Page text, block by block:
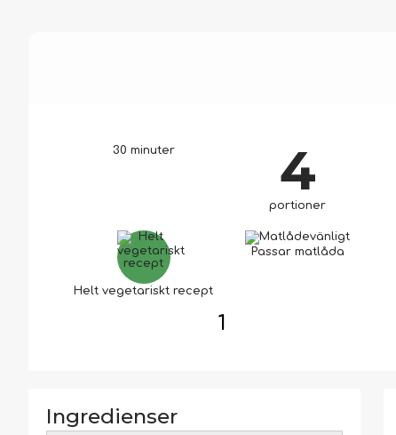
30 minuter 4
portioner
Helt vegetariskt recept
Passar matlåda
1
Ingredienser